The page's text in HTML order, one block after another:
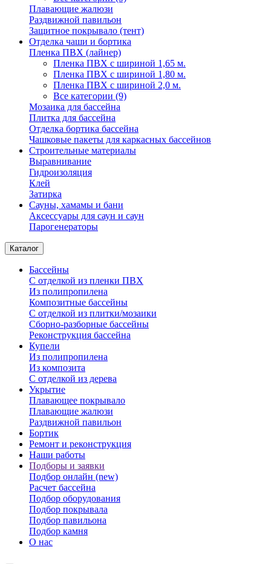
Плавающие жалюзи
Раздвижной павильон
Защитное покрывало (тент)
Отделка чаши и бортика
Пленка ПВХ (лайнер)
Пленка ПВХ с шириной 1,65 м.
Пленка ПВХ с шириной 1,80 м.
Пленка ПВХ с шириной 2,0 м.
Все категории (9)
Мозаика для бассейна
Плитка для бассейна
Отделка бортика бассейна
Чашковые пакеты для каркасных бассейнов
Строительные материалы
Выравнивание
Гидроизоляция
Клей
Затирка
Сауны, хамамы и бани
Аксессуары для саун и саун
Парогенераторы
Каталог
Бассейны
С отделкой из пленки ПВХ
Из полипропилена
Композитные бассейны
С отделкой из плитки/мозаики
Сборно-разборные бассейны
Реконструкция бассейна
Купели
Из полипропилена
Из композита
С отделкой из дерева
Укрытие
Плавающее покрывало
Плавающие жалюзи
Раздвижной павильон
Бортик
Ремонт и реконструкция
Наши работы
Подборы и заявки
Подбор онлайн (new)
Расчет бассейна
Подбор оборудования
Подбор покрывала
Подбор павильона
Подбор камня
О нас